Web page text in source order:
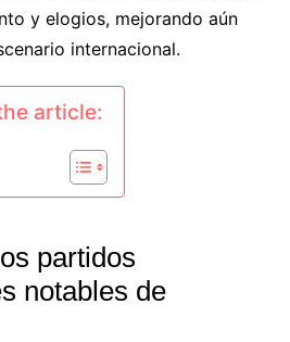
y elogios, mejorando aún
internacional.
article:
partidos
notables de